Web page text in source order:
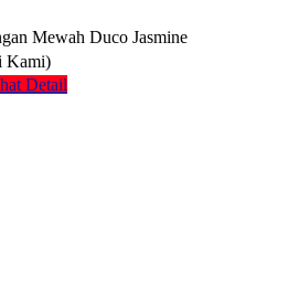
Mewah Duco Jasmine
Kami)
Detail